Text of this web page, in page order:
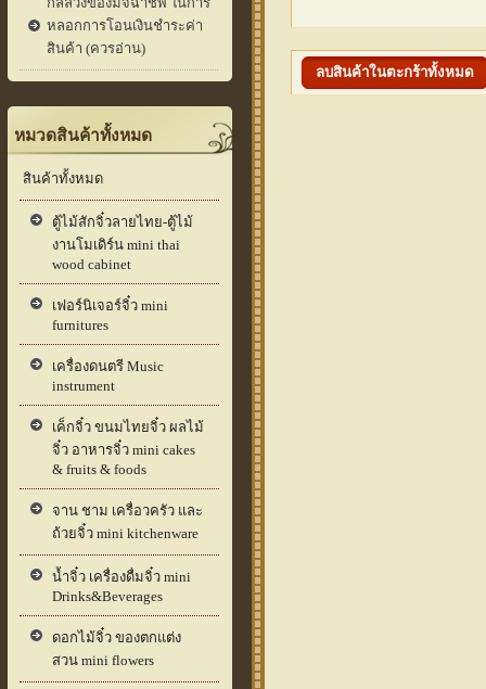
หลอกการโอนเงินชำระค่า
สินค้า (ควรอ่าน)
หมวดสินค้าทั้งหมด
สินค้าทั้งหมด
ตู้ไม้สักจิ๋วลายไทย-ตู้ไม้
งานโมเดิร์น mini thai
wood cabinet
เฟอร์นิเจอร์จิ๋ว mini
furnitures
เครื่องดนตรี Music
instrument
เค็กจิ๋ว ขนมไทยจิ๋ว ผลไม้
จิ๋ว อาหารจิ๋ว mini cakes
& fruits & foods
จาน ชาม เครื่อวครัว และ
ถ้วยจิ๋ว mini kitchenware
น้ำจิ๋ว เครื่องดื่มจิ๋ว mini
Drinks&Beverages
ดอกไม้จิ๋ว ของตกแต่ง
สวน mini flowers